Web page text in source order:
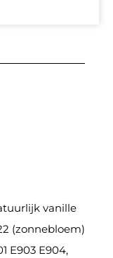
vanille
(zonnebloem)
E903 E904,